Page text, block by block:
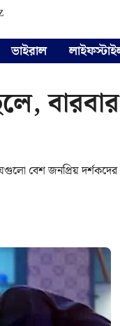
ভাইরাল
বারবার
বেশ জনপ্রিয় দর্শকদের